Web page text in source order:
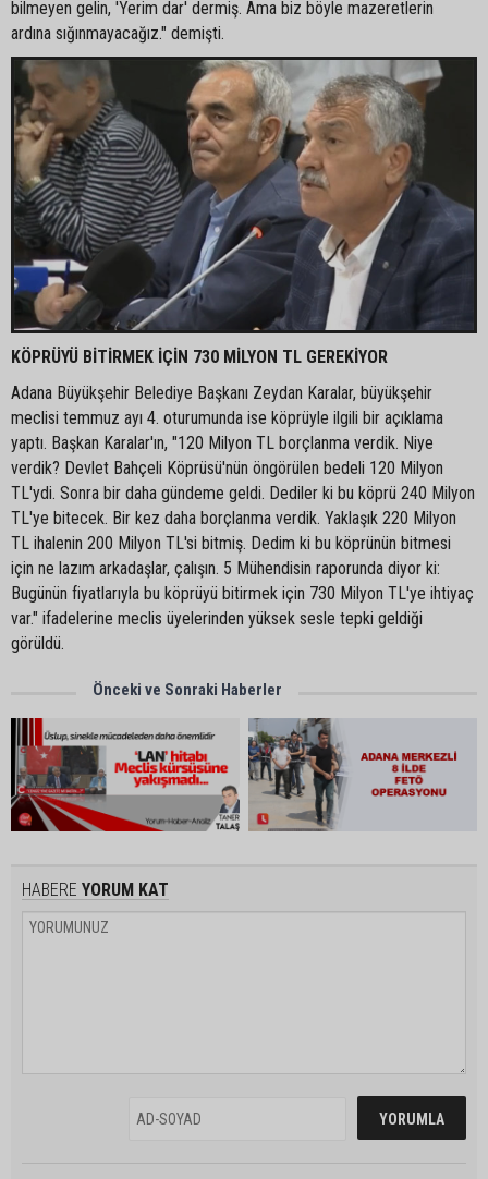
bilmeyen gelin, 'Yerim dar' dermiş. Ama biz böyle mazeretlerin
ardına sığınmayacağız." demişti.
KÖPRÜYÜ BİTİRMEK İÇİN 730 MİLYON TL GEREKİYOR
Adana Büyükşehir Belediye Başkanı Zeydan Karalar, büyükşehir
meclisi temmuz ayı 4. oturumunda ise köprüyle ilgili bir açıklama
yaptı. Başkan Karalar'ın, "120 Milyon TL borçlanma verdik. Niye
verdik? Devlet Bahçeli Köprüsü'nün öngörülen bedeli 120 Milyon
TL'ydi. Sonra bir daha gündeme geldi. Dediler ki bu köprü 240 Milyon
TL'ye bitecek. Bir kez daha borçlanma verdik. Yaklaşık 220 Milyon
TL ihalenin 200 Milyon TL'si bitmiş. Dedim ki bu köprünün bitmesi
için ne lazım arkadaşlar, çalışın. 5 Mühendisin raporunda diyor ki:
Bugünün fiyatlarıyla bu köprüyü bitirmek için 730 Milyon TL'ye ihtiyaç
var." ifadelerine meclis üyelerinden yüksek sesle tepki geldiği
görüldü.
Önceki ve Sonraki Haberler
HABERE YORUM KAT